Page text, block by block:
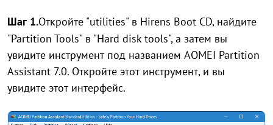
Шаг 1.Откройте "utilities" в Hirens Boot CD, найдите
"Partition Tools" в "Hard disk tools", а затем вы
увидите инструмент под названием AOMEI Partition
Assistant 7.0. Откройте этот инструмент, и вы
увидите этот интерфейс.